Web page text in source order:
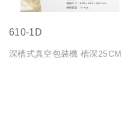
610-1D
深槽式真空包裝機 槽深25CM